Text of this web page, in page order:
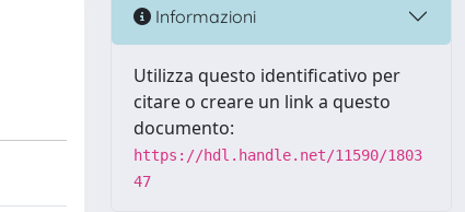
Informazioni
Utilizza questo identificativo per
citare o creare un link a questo
documento:
https://hdl.handle.net/11590/1803
47